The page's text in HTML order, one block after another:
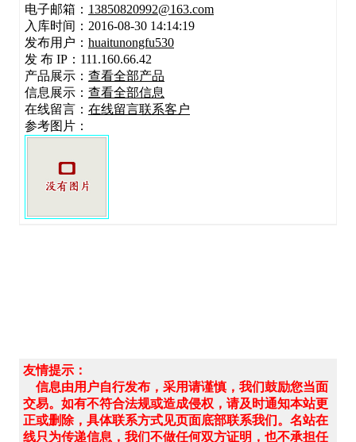
电子邮箱： 13850820992@163.com
入库时间：2016-08-30 14:14:19
发布用户： huaitunongfu530
发 布 IP：111.160.66.42
产品展示： 查看全部产品
信息展示： 查看全部信息
在线留言： 在线留言联系客户
参考图片：
友情提示：
信息由用户自行发布，采用请谨慎，我们鼓励您当面
交易。如有不符合法规或造成侵权，请及时通知本站更
正或删除，具体联系方式见页面底部联系我们。名站在
线只为传递信息，我们不做任何双方证明，也不承担任